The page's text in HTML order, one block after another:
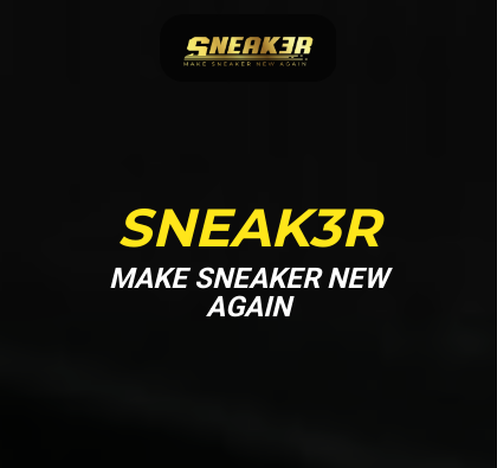
SNEAK3R
MAKE SNEAKER NEW
AGAIN